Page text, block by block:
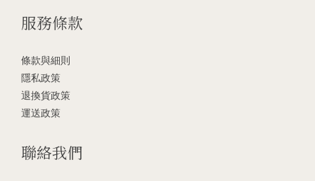
服務條款
條款與細則
隱私政策
退換貨政策
運送政策
聯絡我們